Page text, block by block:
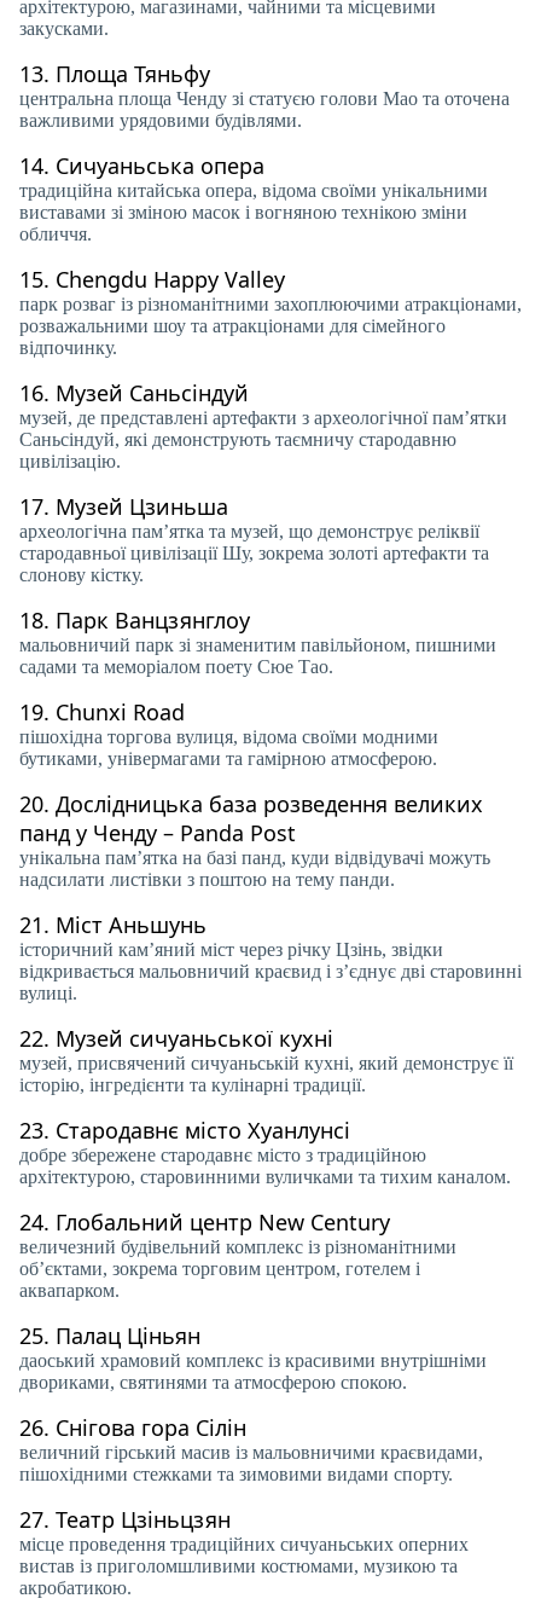
архітектурою, магазинами, чайними та місцевими
закусками.
13. Площа Тяньфу
центральна площа Ченду зі статуєю голови Мао та оточена
важливими урядовими будівлями.
14. Сичуаньська опера
традиційна китайська опера, відома своїми унікальними
виставами зі зміною масок і вогняною технікою зміни
обличчя.
15. Chengdu Happy Valley
парк розваг із різноманітними захоплюючими атракціонами,
розважальними шоу та атракціонами для сімейного
відпочинку.
16. Музей Саньсіндуй
музей, де представлені артефакти з археологічної пам’ятки
Саньсіндуй, які демонструють таємничу стародавню
цивілізацію.
17. Музей Цзиньша
археологічна пам’ятка та музей, що демонструє реліквії
стародавньої цивілізації Шу, зокрема золоті артефакти та
слонову кістку.
18. Парк Ванцзянглоу
мальовничий парк зі знаменитим павільйоном, пишними
садами та меморіалом поету Сюе Тао.
19. Chunxi Road
пішохідна торгова вулиця, відома своїми модними
бутиками, універмагами та гамірною атмосферою.
20. Дослідницька база розведення великих
панд у Ченду – Panda Post
унікальна пам’ятка на базі панд, куди відвідувачі можуть
надсилати листівки з поштою на тему панди.
21. Міст Аньшунь
історичний кам’яний міст через річку Цзінь, звідки
відкривається мальовничий краєвид і з’єднує дві старовинні
вулиці.
22. Музей сичуаньської кухні
музей, присвячений сичуаньській кухні, який демонструє її
історію, інгредієнти та кулінарні традиції.
23. Стародавнє місто Хуанлунсі
добре збережене стародавнє місто з традиційною
архітектурою, старовинними вуличками та тихим каналом.
24. Глобальний центр New Century
величезний будівельний комплекс із різноманітними
об’єктами, зокрема торговим центром, готелем і
аквапарком.
25. Палац Ціньян
даоський храмовий комплекс із красивими внутрішніми
двориками, святинями та атмосферою спокою.
26. Снігова гора Сілін
величний гірський масив із мальовничими краєвидами,
пішохідними стежками та зимовими видами спорту.
27. Театр Цзіньцзян
місце проведення традиційних сичуаньських оперних
вистав із приголомшливими костюмами, музикою та
акробатикою.